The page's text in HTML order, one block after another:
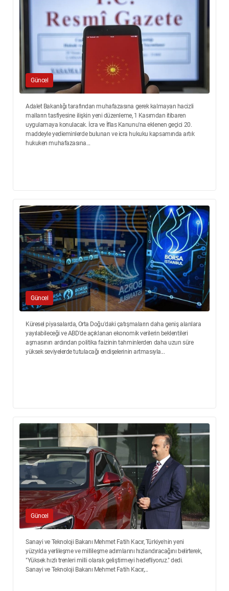
Güncel
Adalet Bakanlığı tarafından muhafazasına gerek kalmayan hacizli
malların tasfiyesine ilişkin yeni düzenleme, 1 Kasımdan itibaren
uygulamaya konulacak. İcra ve İflas Kanunu'na eklenen geçici 20.
maddeyle yedieminlerde bulunan ve icra hukuku kapsamında artık
hukuken muhafazasına...
Güncel
Küresel piyasalarda, Orta Doğu'daki çatışmaların daha geniş alanlara
yayılabileceği ve ABD'de açıklanan ekonomik verilerin beklentileri
aşmasının ardından politika faizinin tahminlerden daha uzun süre
yüksek seviyelerde tutulacağı endişelerinin artmasıyla...
Güncel
Sanayi ve Teknoloji Bakanı Mehmet Fatih Kacır, Türkiye'nin yeni
yüzyılda yerlileşme ve millileşme adımlarını hızlandıracağını belirterek,
"Yüksek hızlı trenleri milli olarak geliştirmeyi hedefliyoruz." dedi.
Sanayi ve Teknoloji Bakanı Mehmet Fatih Kacır,...